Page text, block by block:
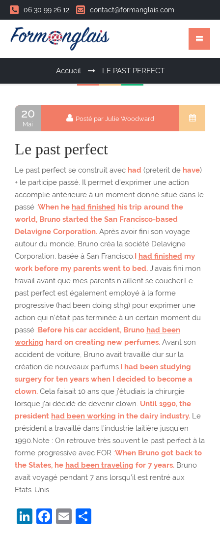
06 30 99 26 12 contact@formanglais.com
Accueil LE PAST PERFECT
20
Mai
Posté par Julie Woodward
Le past perfect
Le past perfect se construit avec had (preterit de have)
+ le participe passé. Il permet d’exprimer une action
accomplie antérieure à un moment donné situé dans le
passé :When he had finished his trip around the
world, Bruno started the San Francisco-based
Delavigne Corporation. Après avoir fini son voyage
autour du monde, Bruno créa la société Delavigne
Corporation, basée à San Francisco.I had finished my
work before my parents went to bed. J’avais fini mon
travail avant que mes parents n’aillent se coucher.Le
past perfect est également employé à la forme
progressive (had been doing sthg) pour exprimer une
action qui n’était pas terminée à un certain moment du
passé :Before his car accident, Bruno had been
working hard on creating new perfumes. Avant son
accident de voiture, Bruno avait travaillé dur sur la
création de nouveaux parfums.I had been studying
surgery for ten years when I decided to become a
clown. Cela faisait 10 ans que j’étudiais la chirurgie
lorsque j’ai décidé de devenir clown. Until 1990, the
president had been working in the dairy industry. Le
président a travaillé dans l’industrie laitière jusqu’en
1990.Note : On retrouve très souvent le past perfect à la
forme progressive avec FOR :When Bruno got back to
the States, he had been traveling for 7 years. Bruno
avait voyagé pendant 7 ans lorsqu’il est rentré aux
Etats-Unis.
LinkedIn
Facebook
Email